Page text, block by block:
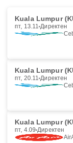
Kuala Lumpur
пт, 13.11 Директен
Kuala Lumpur
пт, 20.11 Директен
Kuala Lumpur
пт, 4.09 Директен